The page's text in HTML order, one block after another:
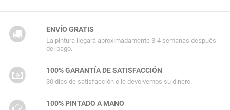
ENVÍO GRATIS
La pintura llegará aproximadamente 3-4 semanas después
del pago.
100% GARANTÍA DE SATISFACCIÓN
30 días de satisfacción o le devolvemos su dinero.
100% PINTADO A MANO